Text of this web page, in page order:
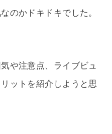
のかドキドキでした。
や注意点、ライブビュ
ットを紹介しようと思